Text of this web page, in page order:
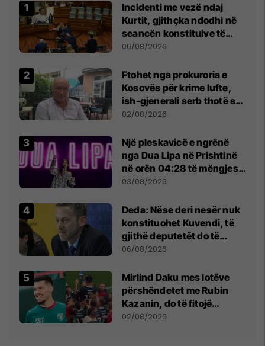
Incidenti me vezë ndaj
Kurtit, gjithçka ndodhi në
seancën konstituive të
Kuvendit
06/08/2026
Ftohet nga prokuroria e
Kosovës për krime lufte,
ish-gjenerali serb thotë se
dikush e tradhtoi në
02/08/2026
Një pleskavicë e ngrënë
nga Dua Lipa në Prishtinë
në orën 04:28 të mëngjesit
- dhe bota digjitale serbe
03/08/2026
Deda: Nëse deri nesër nuk
konstituohet Kuvendi, të
gjithë deputetët do të
bëjnë shkelje të rëndë
06/08/2026
Mirlind Daku mes lotëve
përshëndetet me Rubin
Kazanin, do të fitojë
miliona te Spartak Moska
02/08/2026